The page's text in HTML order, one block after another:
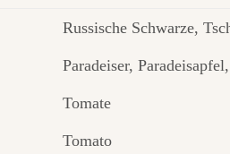
Russische Schwarze,
Paradeiser,
Tomate
Tomato